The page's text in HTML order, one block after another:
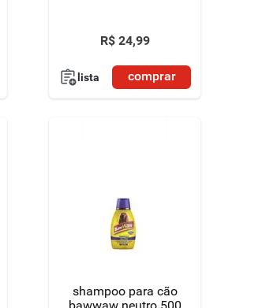
R$ 24,99
lista comprar
shampoo para cão